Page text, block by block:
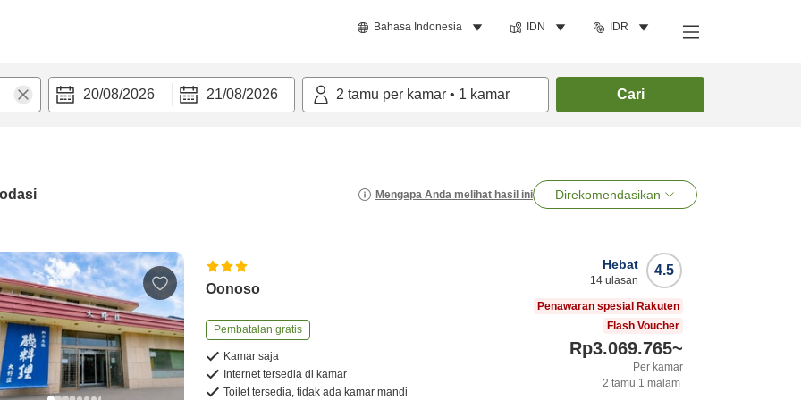
Bahasa Indonesia IDN IDR
20/08/2026 21/08/2026 2 tamu per kamar • 1 kamar Cari
Mengapa Anda melihat hasil ini Direkomendasikan
Oonoso
Pembatalan gratis
Kamar saja
Internet tersedia di kamar
Toilet tersedia, tidak ada kamar mandi
4.5
Hebat
14 ulasan
Penawaran spesial Rakuten
Flash Voucher
Rp3.069.765~
Per kamar
2 tamu 1 malam